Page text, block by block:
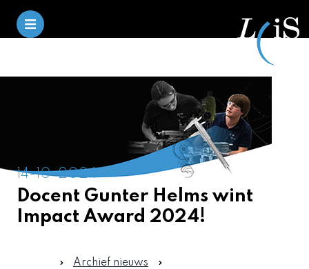
14-10-2024
Docent Gunter Helms wint
Impact Award 2024!
Archief nieuws